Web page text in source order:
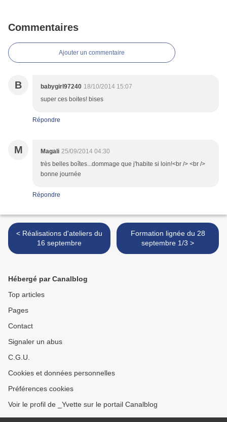
Commentaires
Ajouter un commentaire
B babygirl97240 18/10/2014 15:07
super ces boites! bises
Répondre
M Magali 25/09/2014 04:30
très belles boîtes...dommage que j'habite si loin!<br /> <br />
bonne journée
Répondre
< Réalisations d'ateliers du
16 septembre
Formation lignée du 28
septembre 1/3 >
Hébergé par Canalblog
Top articles
Pages
Contact
Signaler un abus
C.G.U.
Cookies et données personnelles
Préférences cookies
Voir le profil de _Yvette sur le portail Canalblog